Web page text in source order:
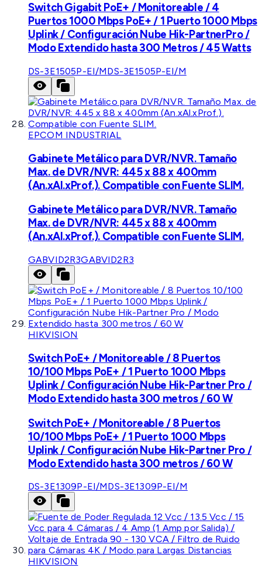
Switch Gigabit PoE+ / Monitoreable / 4
Puertos 1000 Mbps PoE+ / 1 Puerto 1000 Mbps
Uplink / Configuración Nube Hik-PartnerPro /
Modo Extendido hasta 300 Metros / 45 Watts
DS-3E1505P-EI/MDS-3E1505P-EI/M
EPCOM INDUSTRIAL
Gabinete Metálico para DVR/NVR. Tamaño
Max. de DVR/NVR: 445 x 88 x 400mm
(An.xAl.xProf.). Compatible con Fuente SLIM.
Gabinete Metálico para DVR/NVR. Tamaño
Max. de DVR/NVR: 445 x 88 x 400mm
(An.xAl.xProf.). Compatible con Fuente SLIM.
GABVID2R3GABVID2R3
HIKVISION
Switch PoE+ / Monitoreable / 8 Puertos
10/100 Mbps PoE+ / 1 Puerto 1000 Mbps
Uplink / Configuración Nube Hik-Partner Pro /
Modo Extendido hasta 300 metros / 60 W
Switch PoE+ / Monitoreable / 8 Puertos
10/100 Mbps PoE+ / 1 Puerto 1000 Mbps
Uplink / Configuración Nube Hik-Partner Pro /
Modo Extendido hasta 300 metros / 60 W
DS-3E1309P-EI/MDS-3E1309P-EI/M
HIKVISION